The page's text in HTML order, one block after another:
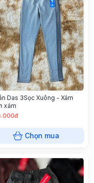
Das 3Sọc Xuông - Xám
xám
Chọn mua